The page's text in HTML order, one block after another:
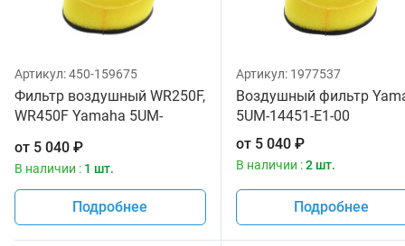
Артикул:450-159675
Фильтр воздушный WR250F,
WR450F Yamaha 5UM-
00
от 5 040 ₽
В наличии : 1 шт.
Подробнее
Артикул: 1977537
Воздушный фильтр
5UM-14451-E1-00
от 5 040₽
В наличии :2 шт.
Подробнее